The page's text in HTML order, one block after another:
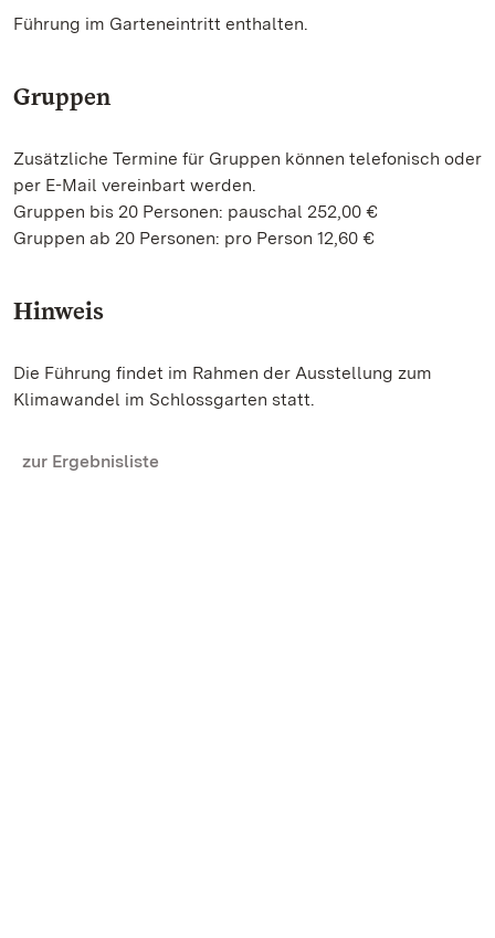
Führung im Garteneintritt enthalten.
Gruppen
Zusätzliche Termine für Gruppen können telefonisch oder
per E-Mail vereinbart werden.
Gruppen bis 20 Personen: pauschal 252,00 €
Gruppen ab 20 Personen: pro Person 12,60 €
Hinweis
Die Führung findet im Rahmen der Ausstellung zum
Klimawandel im Schlossgarten statt.
zur Ergebnisliste